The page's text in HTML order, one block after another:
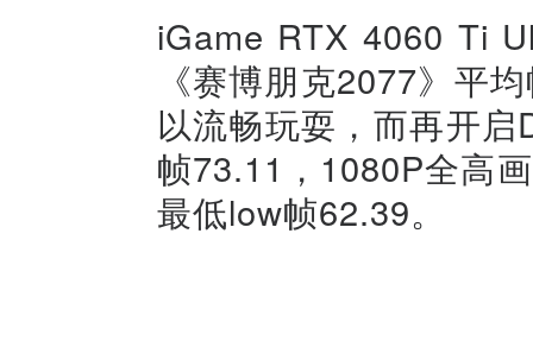
iGame RTX 4060 Ti
《赛博朋克2077》平
以流畅玩耍，而再开
帧73.11，1080P全高
最低low帧62.39。